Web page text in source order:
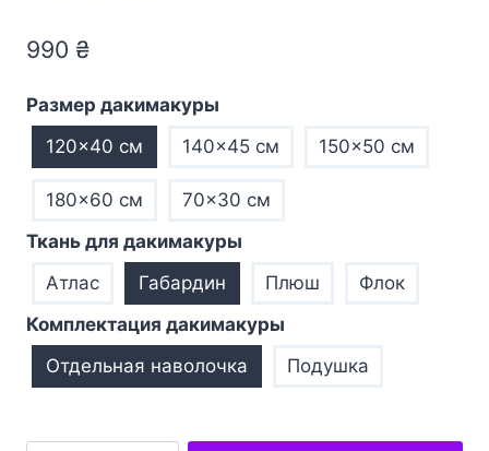
990 ₴
Размер дакимакуры
120×40 см
140×45 см 150×50 см
180×60 см
70×30 см
Ткань для дакимакуры
Атлас
Габардин Плюш
Флок
Комплектация дакимакуры
Отдельная наволочка
Подушка